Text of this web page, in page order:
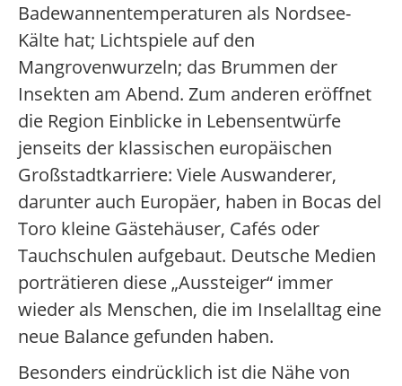
Badewannentemperaturen als Nordsee-
Kälte hat; Lichtspiele auf den
Mangrovenwurzeln; das Brummen der
Insekten am Abend. Zum anderen eröffnet
die Region Einblicke in Lebensentwürfe
jenseits der klassischen europäischen
Großstadtkarriere: Viele Auswanderer,
darunter auch Europäer, haben in Bocas del
Toro kleine Gästehäuser, Cafés oder
Tauchschulen aufgebaut. Deutsche Medien
porträtieren diese „Aussteiger“ immer
wieder als Menschen, die im Inselalltag eine
neue Balance gefunden haben.
Besonders eindrücklich ist die Nähe von